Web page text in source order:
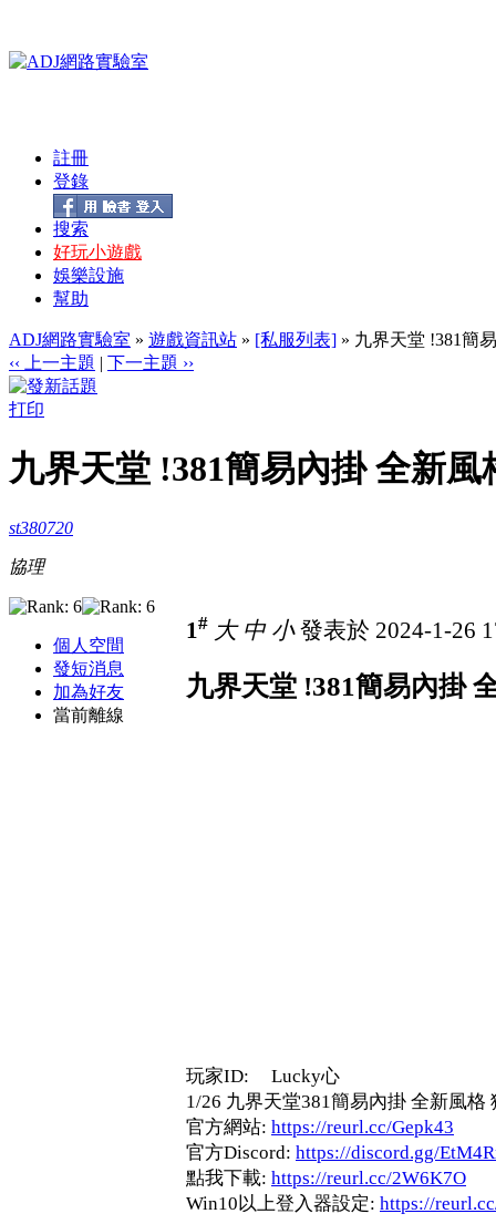
註冊
登錄
搜索
好玩小遊戲
娛樂設施
幫助
ADJ網路實驗室 » 遊戲資訊站 » [私服列表] » 九界天堂 !381簡
‹‹ 上一主題 | 下一主題 ››
打印
九界天堂 !381簡易內掛 全新風
st380720
協理
個人空間
發短消息
加為好友
當前離線
1# 大 中 小發表於 2024-1-26
九界天堂 !381簡易內掛
玩家ID: Lucky心
1/26 九界天堂381簡易內掛 全新風
官方網站: https://reurl.cc/Gepk43
官方Discord: https://discord.gg/
點我下載: https://reurl.cc/2W6K7O
Win10以上登入器設定: https://